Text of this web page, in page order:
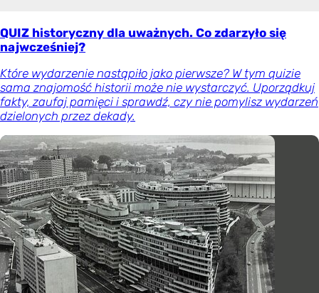
QUIZ historyczny dla uważnych. Co zdarzyło się
najwcześniej?
Które wydarzenie nastąpiło jako pierwsze? W tym quizie
sama znajomość historii może nie wystarczyć. Uporządkuj
fakty, zaufaj pamięci i sprawdź, czy nie pomylisz wydarzeń
dzielonych przez dekady.